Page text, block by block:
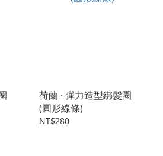
荷蘭 · 彈力造型綁髮圈
(圓形線條)
NT$280